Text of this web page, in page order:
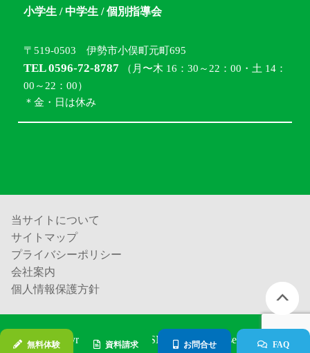
小学生 / 中学生 / 個別指導会
〒519-0503 伊勢市小俣町元町695
TEL 0596-72-8787 （月〜木 16：30～22：00・土 14：
00～22：00）
＊金・日は休み
当サイトについて
サイトマップ
プライバシーポリシー
会社案内
個人情報保護方針
Copyright (c) 進学塾ISM all rights reserved.
無料体験 資料請求 お問合せ FAQ